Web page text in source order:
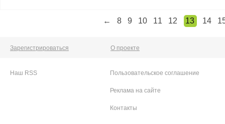
← 8 9 10 11 12 13 14
Зарегистрироваться О проекте
Наш RSS Пользовательское соглашение
Реклама на сайте
Контакты